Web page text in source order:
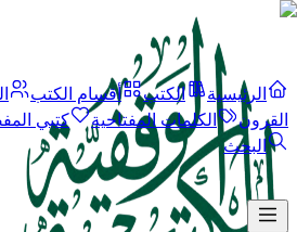
الرئيسية الكتب أقسام الكتب
القرون
الكلمات المفتاحية
كتبي
البحث